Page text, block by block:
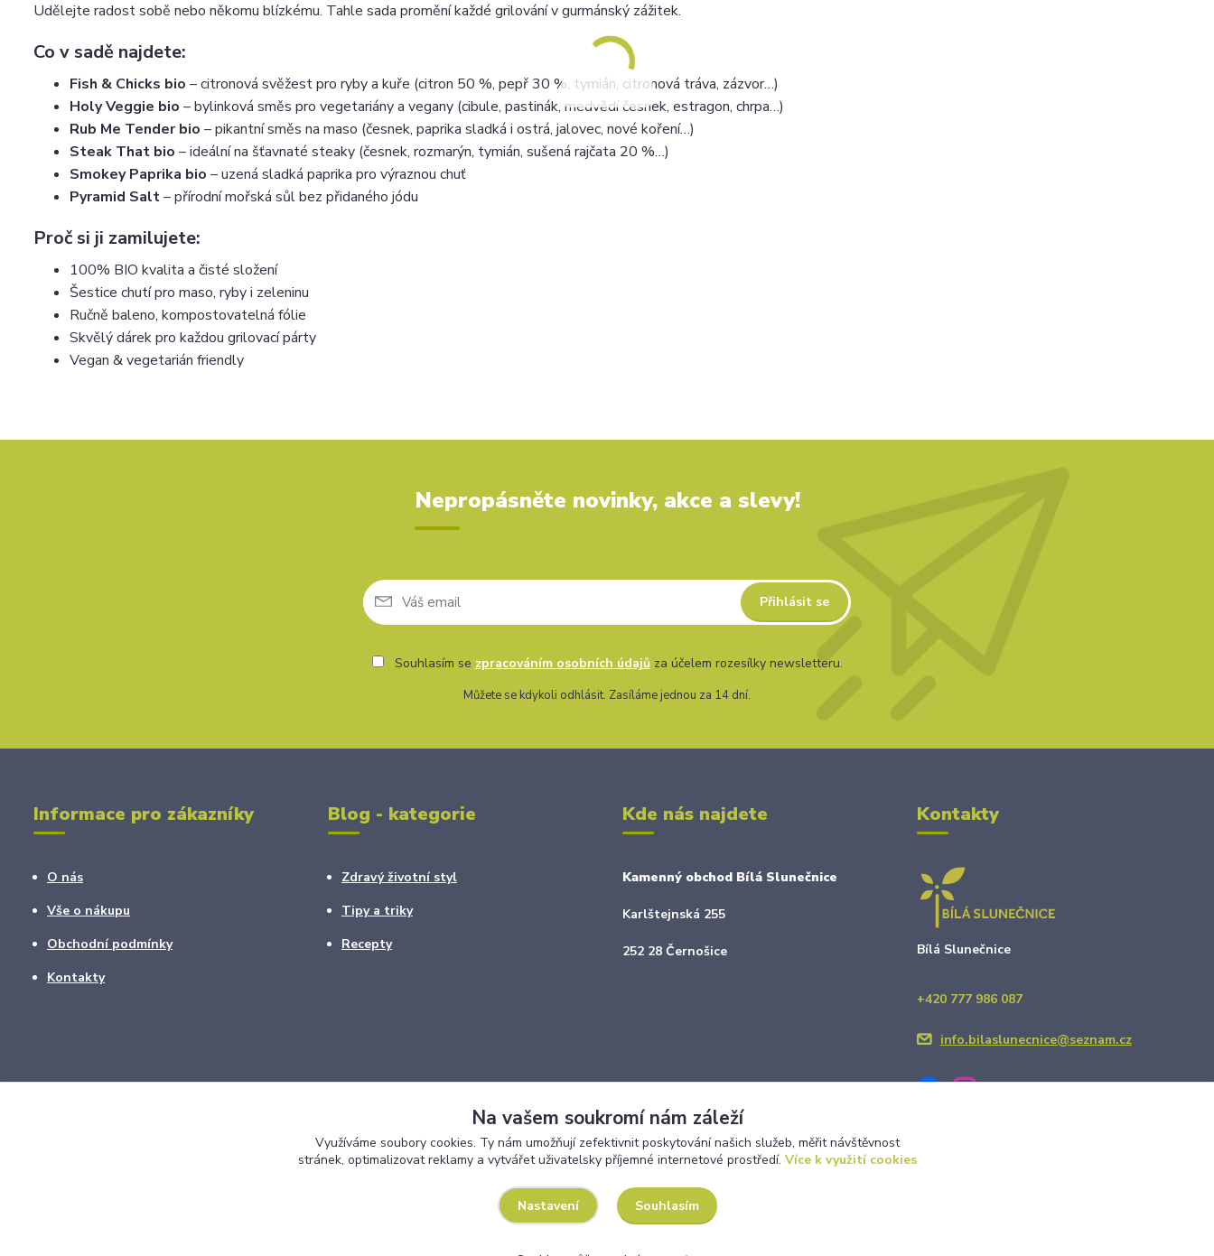
Udělejte radost sobě nebo někomu blízkému. Tahle sada promění každé grilování v gurmánský zážitek.
Co v sadě najdete:
Fish & Chicks bio – citronová svěžest pro ryby a kuře (citron 50 %, pepř 30 %, tymián, citronová tráva, zázvor…)
Holy Veggie bio – bylinková směs pro vegetariány a vegany (cibule, pastinák, medvědí česnek, estragon, chrpa…)
Rub Me Tender bio – pikantní směs na maso (česnek, paprika sladká i ostrá, jalovec, nové koření…)
Steak That bio – ideální na šťavnaté steaky (česnek, rozmarýn, tymián, sušená rajčata 20 %…)
Smokey Paprika bio – uzená sladká paprika pro výraznou chuť
Pyramid Salt– přírodní mořská sůl bez přidaného jódu
Proč si ji zamilujete:
100% BIO kvalita a čisté složení
Šestice chutí pro maso, ryby i zeleninu
Ručně baleno, kompostovatelná fólie
Skvělý dárek pro každou grilovací párty
Vegan & vegetarián friendly
Nepropásněte novinky, akce a slevy!
Přihlásit se
Souhlasím se zpracováním osobních údajůza účelem rozesílky newsletteru.
Můžete se kdykoli odhlásit. Zasíláme jednou za 14 dní.
Informace pro zákazníky
O nás
Vše o nákupu
Obchodní podmínky
Kontakty
Blog - kategorie
Zdravý životní styl
Tipy a triky
Recepty
Kde nás najdete
Kamenný obchod Bílá Slunečnice
Karlštejnská 255
252 28 Černošice
Kontakty
Bílá Slunečnice
+420 777 986 087
info.bilaslunecnice@seznam.cz
Upravit sběr cookies.
Na vašem soukromí nám záleží
Využíváme soubory cookies. Ty nám umožňují zefektivnit poskytování našich služeb, měřit návštěvnost
stránek, optimalizovat reklamy a vytvářet uživatelsky příjemné internetové prostředí. Více k využití cookies
Nastavení Souhlasím